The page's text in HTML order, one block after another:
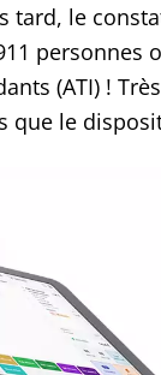
tard, le
personnes
(ATI) !
que le